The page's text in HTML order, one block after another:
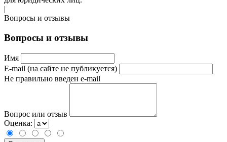
|
Вопросы и отзывы
Вопросы и отзывы
Имя
E-mail (на сайте не публикуется)
Не правильно введен e-mail
Вопрос или отзыв
Оценка: